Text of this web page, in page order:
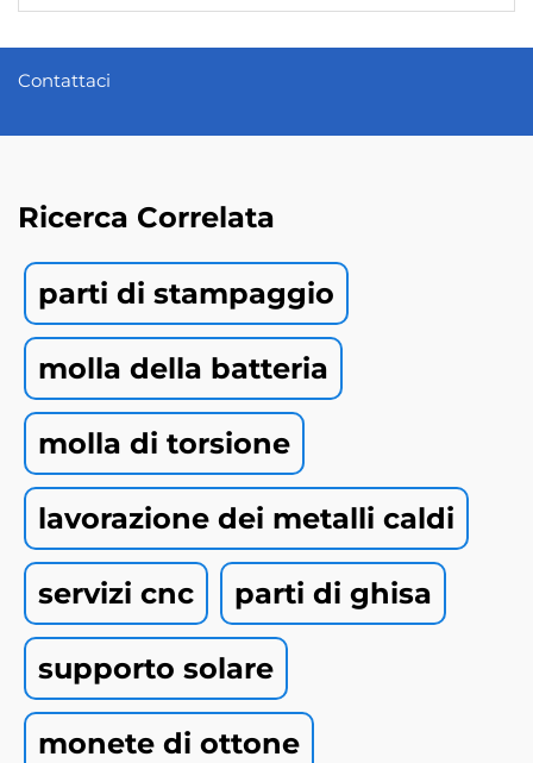
Contattaci
Ricerca Correlata
parti di stampaggio
molla della batteria
molla di torsione
lavorazione dei metalli caldi
servizi cnc parti di ghisa
supporto solare
monete di ottone